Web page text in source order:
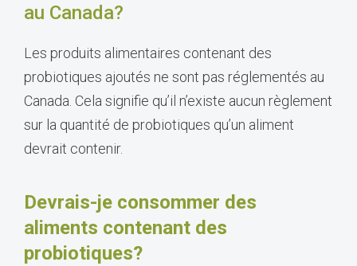
au Canada?
Les produits alimentaires contenant des
probiotiques ajoutés ne sont pas réglementés au
Canada. Cela signifie qu’il n’existe aucun règlement
sur la quantité de probiotiques qu’un aliment
devrait contenir.
Devrais-je consommer des
aliments contenant des
probiotiques?